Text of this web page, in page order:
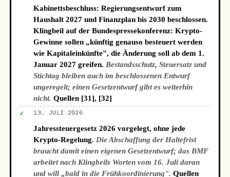
Kabinettsbeschluss: Regierungsentwurf zum
Haushalt 2027 und Finanzplan bis 2030 beschlossen.
Klingbeil auf der Bundespressekonferenz: Krypto-
Gewinne sollen „künftig genauso besteuert werden
wie Kapitaleinkünfte", die Änderung soll ab dem 1.
Januar 2027 greifen. Bestandsschutz, Steuersatz und
Stichtag bleiben auch im beschlossenen Entwurf
ungeregelt; einen Gesetzentwurf gibt es weiterhin
nicht. Quellen [31], [32]
✓ 13. JULI 2026
Jahressteuergesetz 2026 vorgelegt, ohne jede
Krypto-Regelung. Die Abschaffung der Haltefrist
braucht damit einen eigenen Gesetzentwurf; das BMF
arbeitet nach Klingbeils Worten vom 16. Juli daran
und will „bald in die Frühkoordinierung". Quellen